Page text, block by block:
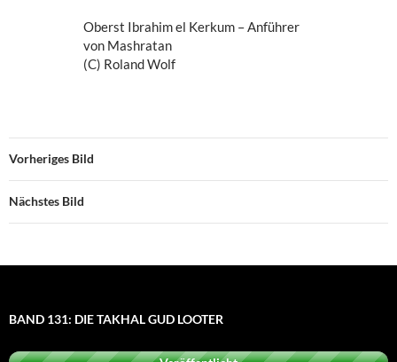
Oberst Ibrahim el Kerkum – Anführer
von Mashratan
(C) Roland Wolf
Vorheriges Bild
Nächstes Bild
BAND 131: DIE TAKHAL GUD LOOTER